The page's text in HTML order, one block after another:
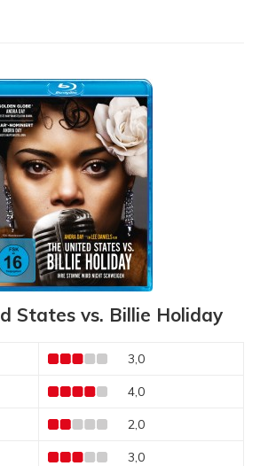
States vs. Billie Holiday
3,0
4,0
2,0
3,0